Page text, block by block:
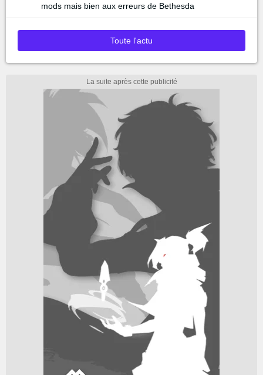
mods mais bien aux erreurs de Bethesda
Toute l'actu